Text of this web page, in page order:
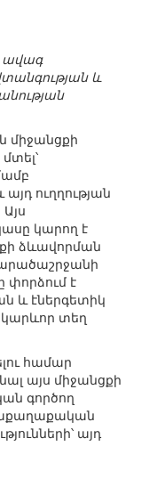
ավագ
և
միջանցքի
ուղղության
կարող է
ձևավորման
փորձում է
և էներգետիկ
կարևոր տեղ
համար
այս միջանցքի
գործող
այդ